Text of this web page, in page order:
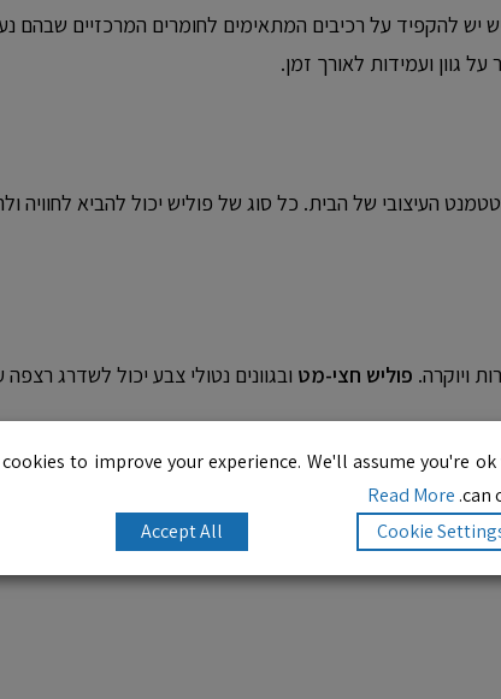
יש להקפיד על רכיבים המתאימים לחומרים המרכזיים שבהם
גוון ועמידות לאורך זמן.
העיצובי של הבית. כל סוג של פוליש יכול להביא
ויוקרה. פוליש חצי-מט ובגוונים נטולי צבע יכול לשדרג
חמים.פוליש ברקיכול לספק לרצפה מראה מבריקה ולהקטין
to improve your experience. We'll assume you're
can
Read More
Cookie
Accept All